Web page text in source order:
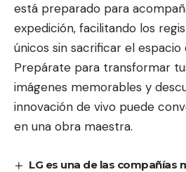
está preparado para
expedición, facilitando los
únicos sin sacrificar el espacio
Prepárate para transformar
imágenes memorables y
innovación de vivo puede
en una obra maestra.
LG es una de las compañías